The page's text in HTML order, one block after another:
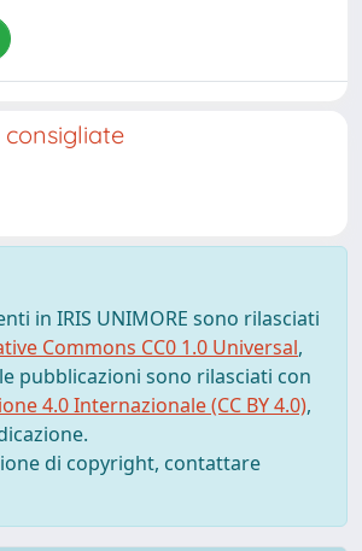
consigliate
in IRIS UNIMORE sono rilasciati
Commons CC0 1.0 Universal,
pubblicazioni sono rilasciati con
4.0 Internazionale (CC BY 4.0),
di copyright, contattare